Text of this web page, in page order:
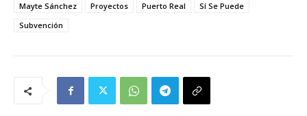
Mayte Sánchez
Proyectos Puerto Real
Sí Se Puede
Subvención